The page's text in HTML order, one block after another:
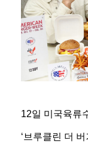
12일 미국육류
‘브루클린 더